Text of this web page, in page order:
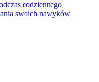
codziennego
swoich nawyków